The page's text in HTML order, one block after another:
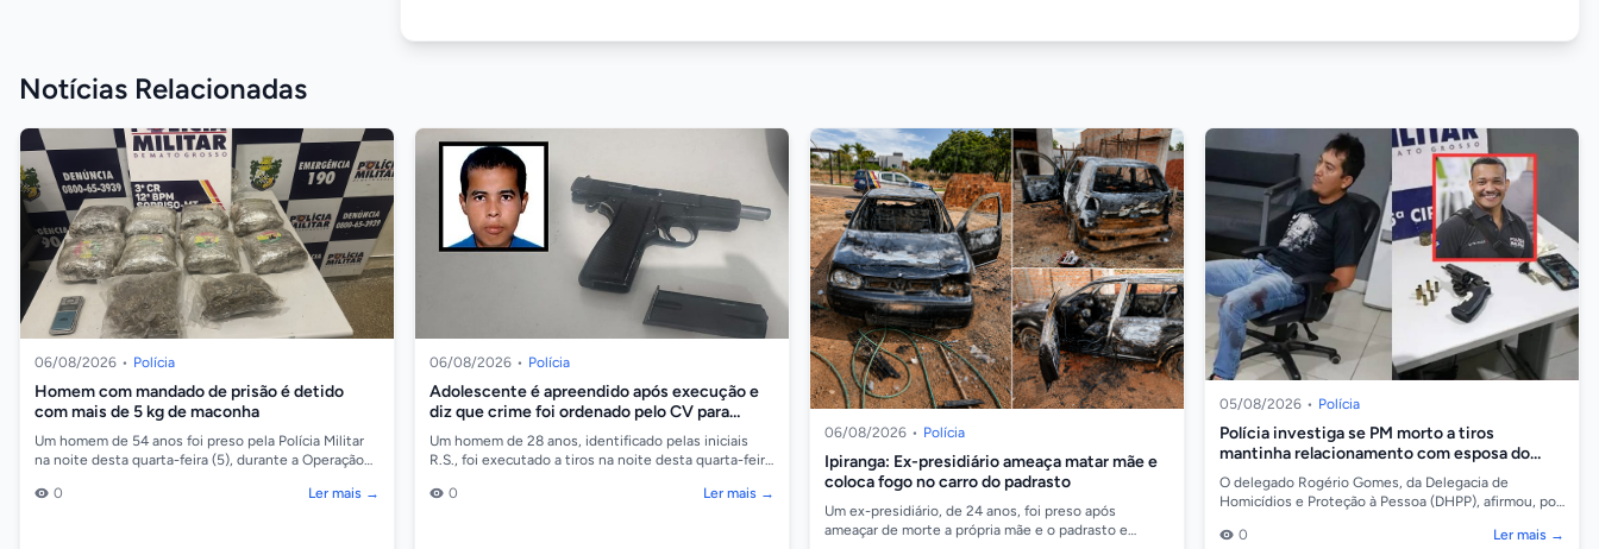
Notícias Relacionadas
06/08/2026 • Polícia
Homem com mandado de prisão é detido
com mais de 5 kg de maconha
Um homem de 54 anos foi preso pela Polícia Militar
na noite desta quarta-feira (5), durante a Operação
0
Ler mais →
06/08/2026 • Polícia
Adolescente é apreendido após execução e
diz que crime foi ordenado pelo CV para
quitar dívida de drogas
Um homem de 28 anos, identificado pelas iniciais
R.S., foi executado a tiros na noite desta quarta-feira
0
Ler mais →
06/08/2026 • Polícia
Ipiranga: Ex-presidiário ameaça matar mãe e
coloca fogo no carro do padrasto
Um ex-presidiário, de 24 anos, foi preso após
ameaçar de morte a própria mãe e o padrasto e
05/08/2026 • Polícia
Polícia investiga se PM morto a tiros
mantinha relacionamento com esposa do
atirador
O delegado Rogério Gomes, da Delegacia de
Homicídios e Proteção à Pessoa (DHPP), afirmou, por
Milit...
0 Ler mais →